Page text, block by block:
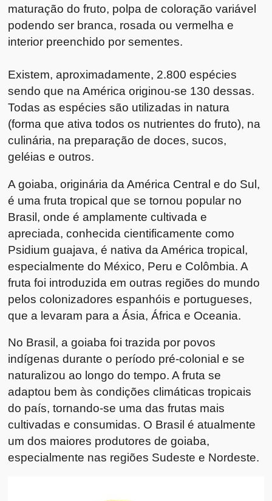
maturação do fruto, polpa de coloração variável
podendo ser branca, rosada ou vermelha e
interior preenchido por sementes.
Existem, aproximadamente, 2.800 espécies
sendo que na América originou-se 130 dessas.
Todas as espécies são utilizadas in natura
(forma que ativa todos os nutrientes do fruto), na
culinária, na preparação de doces, sucos,
geléias e outros.
A goiaba, originária da América Central e do Sul,
é uma fruta tropical que se tornou popular no
Brasil, onde é amplamente cultivada e
apreciada, conhecida cientificamente como
Psidium guajava, é nativa da América tropical,
especialmente do México, Peru e Colômbia. A
fruta foi introduzida em outras regiões do mundo
pelos colonizadores espanhóis e portugueses,
que a levaram para a Ásia, África e Oceania.
No Brasil, a goiaba foi trazida por povos
indígenas durante o período pré-colonial e se
naturalizou ao longo do tempo. A fruta se
adaptou bem às condições climáticas tropicais
do país, tornando-se uma das frutas mais
cultivadas e consumidas. O Brasil é atualmente
um dos maiores produtores de goiaba,
especialmente nas regiões Sudeste e Nordeste.